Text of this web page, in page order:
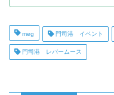
meg 門司港 イベント
門司港 レバームース